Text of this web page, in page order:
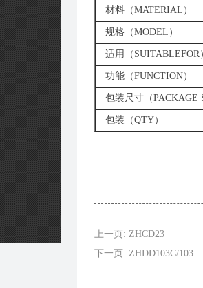
材料（MATERIAL）
规格（MODEL）
适用（SUITABLEFOR
功能（FUNCTION）
包装尺寸（PACKAGE
包装（QTY）
上一页: ZHCD23
下一页: ZHDD103C/103